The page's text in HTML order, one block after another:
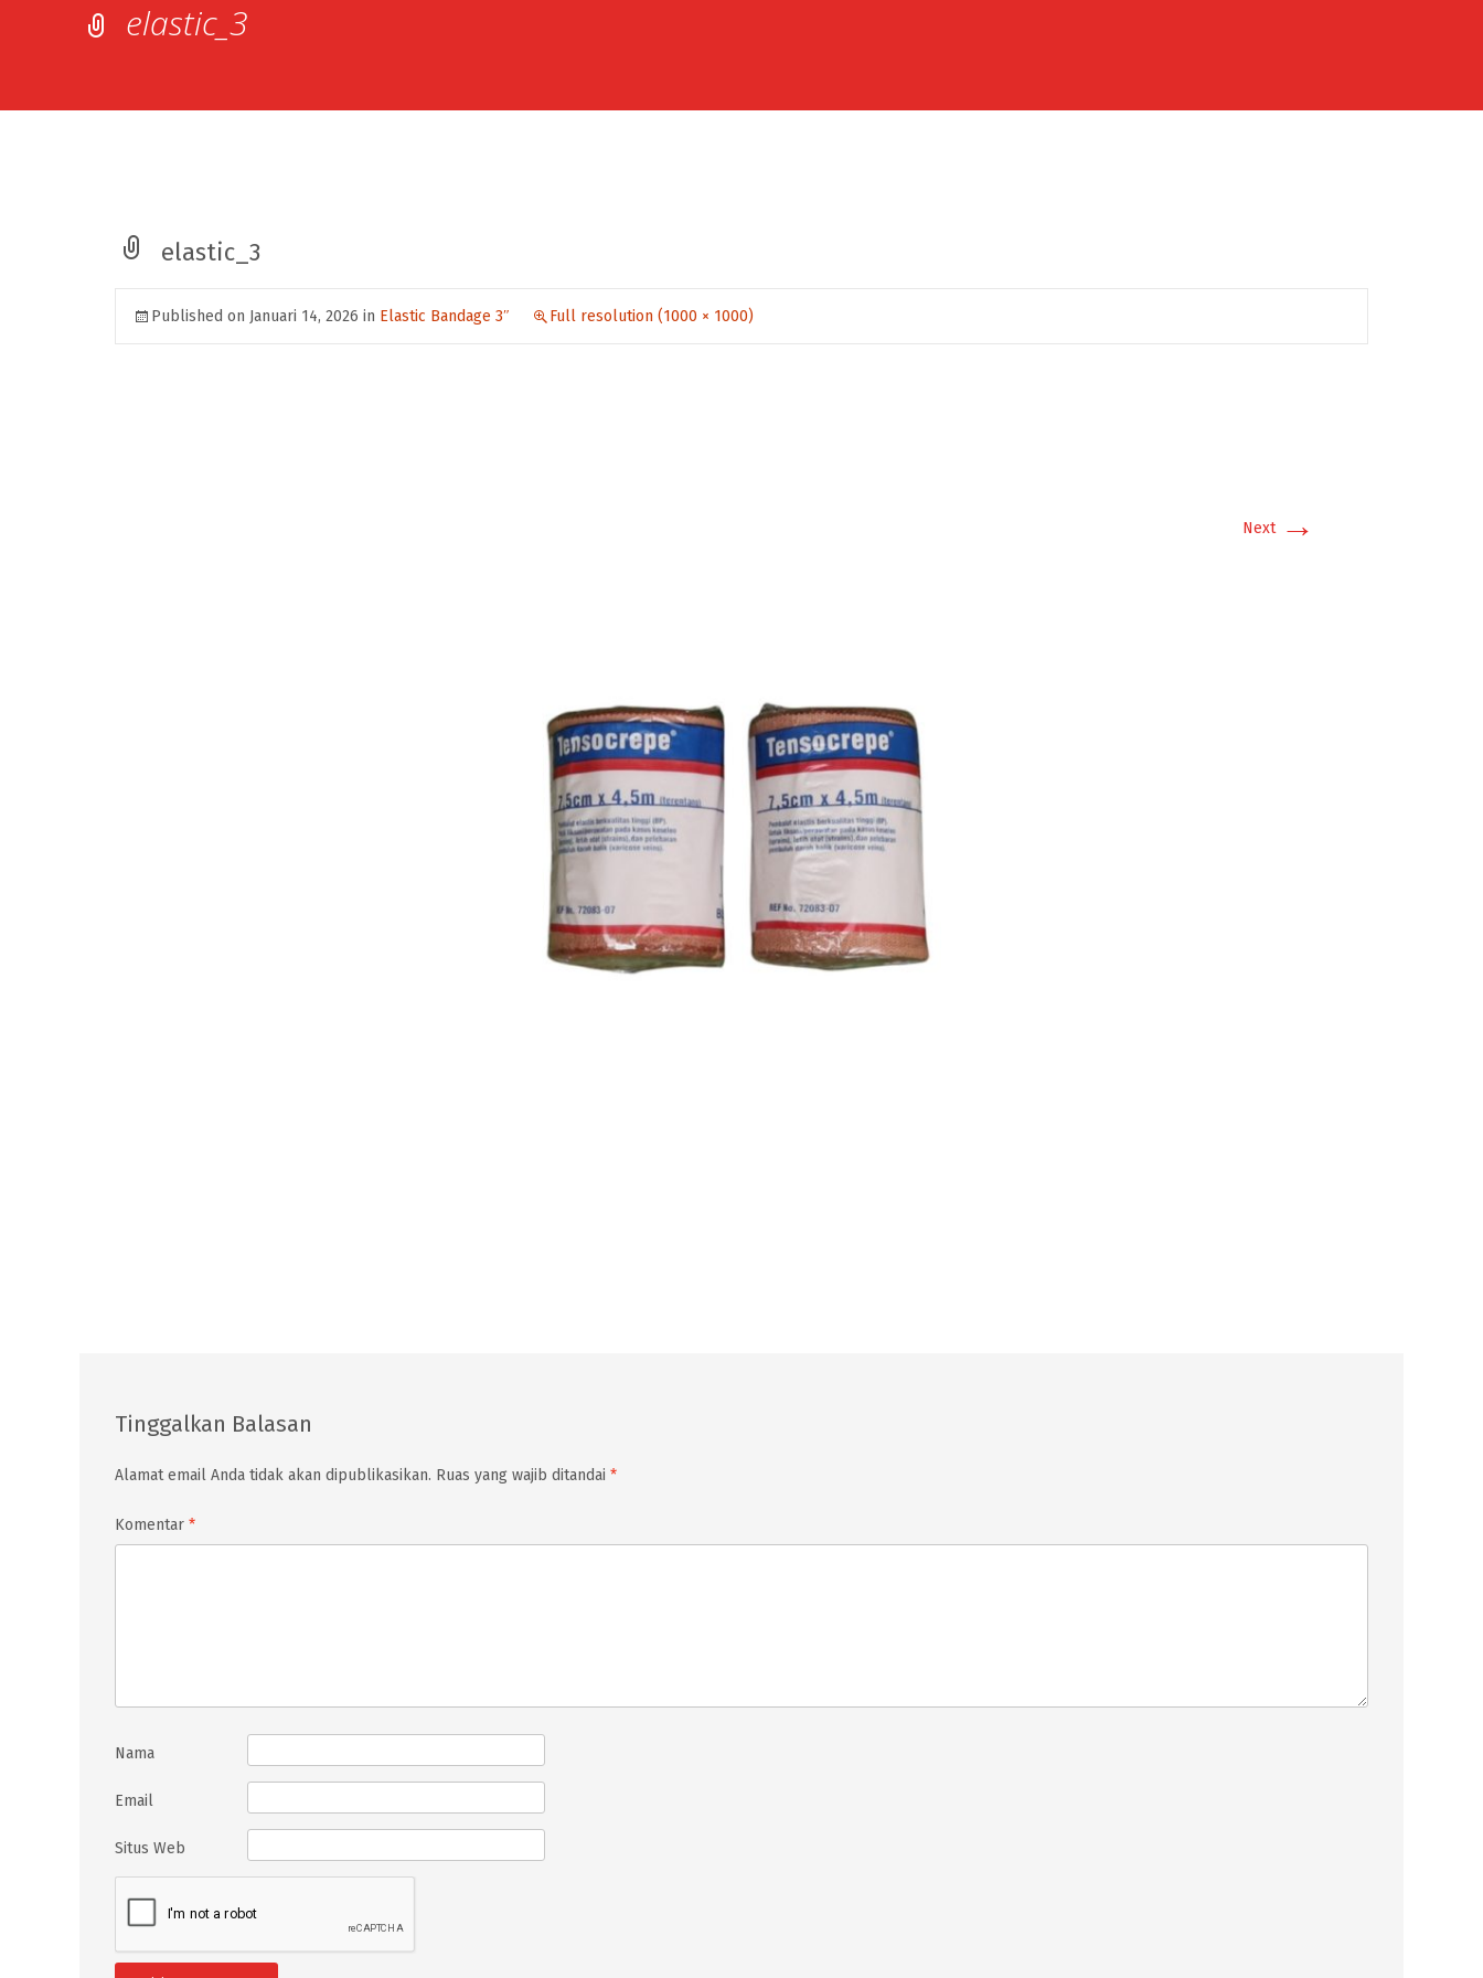
elastic_3
elastic_3
Published on Januari 14, 2026 in Elastic Bandage 3″ Full resolution (1000 × 1000)
Next →
Tinggalkan Balasan
Alamat email Anda tidak akan dipublikasikan. Ruas yang wajib ditandai *
Komentar *
Nama
Email
Situs Web